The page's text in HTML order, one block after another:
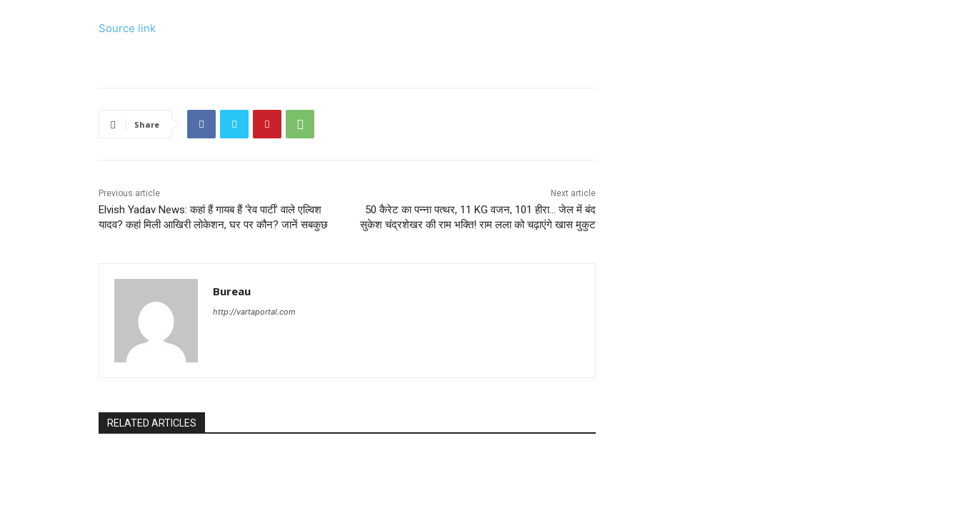
Source link
Share
Previous article
Elvish Yadav News: कहां हैं गायब हैं ‘रेव पार्टी’ वाले एल्विश
यादव? कहां मिली आखिरी लोकेशन, घर पर कौन? जानें सबकुछ
Next article
50 कैरेट का पन्ना पत्थर, 11 KG वजन, 101 हीरा… जेल में बंद
सुकेश चंद्रशेखर की राम भक्ति! राम लला को चढ़ाएंगे खास मुकुट
Bureau
http://vartaportal.com
RELATED ARTICLES